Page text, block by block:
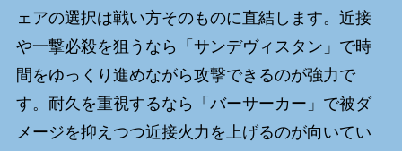
ェアの選択は戦い方そのものに直結します。近接
や一撃必殺を狙うなら「サンデヴィスタン」で時
間をゆっくり進めながら攻撃できるのが強力で
す。耐久を重視するなら「バーサーカー」で被ダ
メージを抑えつつ近接火力を上げるのが向いてい